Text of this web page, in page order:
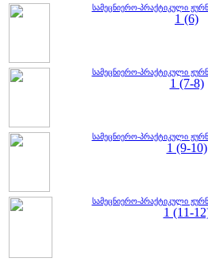
სამეცნიერო-პრაქტიკული
1 (6)
სამეცნიერო-პრაქტიკული
1 (7-8)
სამეცნიერო-პრაქტიკული
1 (9-10)
სამეცნიერო-პრაქტიკული
1 (11-